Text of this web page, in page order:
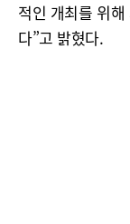
적인 개최를 위
다”고 밝혔다.